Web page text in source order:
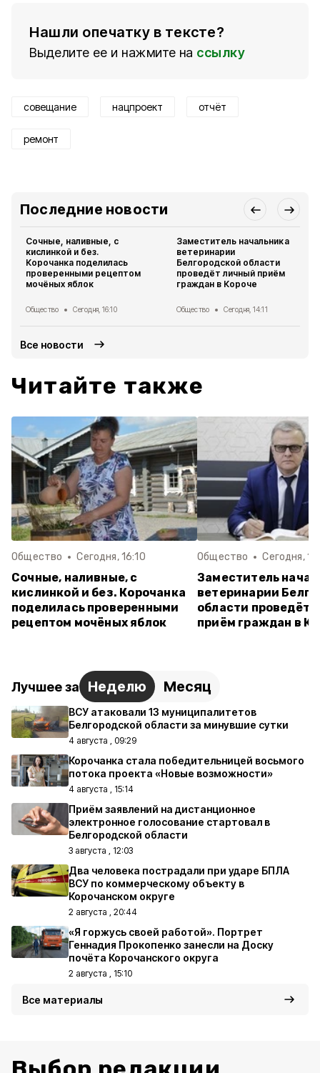
Нашли опечатку в тексте?
Выделите ее и нажмите на ссылку
совещание нацпроект отчёт
ремонт
Последние новости
Сочные, наливные, с
кислинкой и без.
Корочанка поделилась
проверенными рецептом
мочёных яблок
Общество Сегодня, 16:10
Заместитель начальника
ветеринарии
Белгородской области
проведёт личный приём
граждан в Короче
Общество Сегодня, 14:11
Все новости
Читайте также
Общество Сегодня, 16:10
Сочные, наливные, с
кислинкой и без. Корочанка
поделилась проверенными
рецептом мочёных яблок
Общество Сегодня,
Заместитель
ветеринарии
области проведёт
приём граждан в
Лучшее за Неделю Месяц
ВСУ атаковали 13 муниципалитетов
Белгородской области за минувшие сутки
4 августа , 09:29
Корочанка стала победительницей восьмого
потока проекта «Новые возможности»
4 августа , 15:14
Приём заявлений на дистанционное
электронное голосование стартовал в
Белгородской области
3 августа , 12:03
Два человека пострадали при ударе БПЛА
ВСУ по коммерческому объекту в
Корочанском округе
2 августа , 20:44
«Я горжусь своей работой». Портрет
Геннадия Прокопенко занесли на Доску
почёта Корочанского округа
2 августа , 15:10
Все материалы